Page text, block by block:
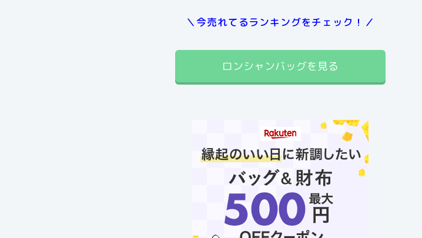
＼今売れてるランキングをチェック！／
ロンシャンバッグを見る